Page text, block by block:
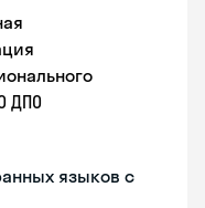
ДПО
языков с